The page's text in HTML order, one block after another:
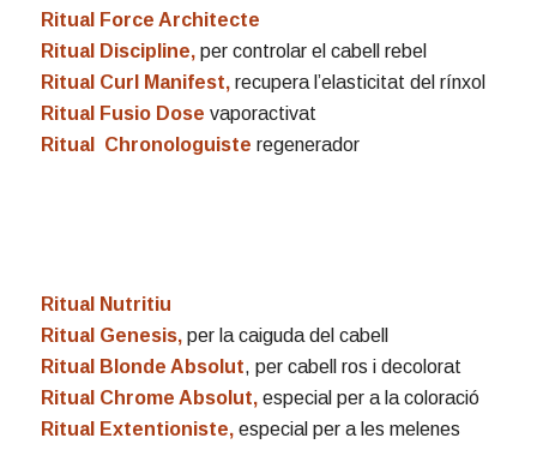
Ritual Force Architecte
Ritual Discipline,per controlar el cabell rebel
Ritual Curl Manifest,recupera l’elasticitat del rínxol
Ritual Fusio Dose vaporactivat
Ritual Chronologuiste regenerador
Ritual Nutritiu
Ritual Genesis,per la caiguda del cabell
Ritual Blonde Absolut, per cabell ros i decolorat
Ritual Chrome Absolut,especial per a la coloració
Ritual Extentioniste, especial per a les melenes